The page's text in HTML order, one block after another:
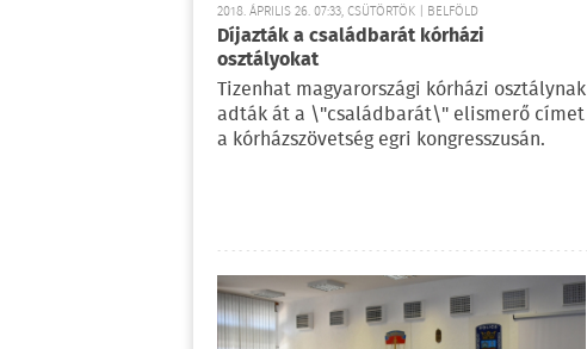
2018. ÁPRILIS 26. 07:33, CSÜTÖRTÖK | BELFÖLD
Díjazták a családbarát kórházi
osztályokat
Tizenhat magyarországi kórházi osztálynak
adták át a \"családbarát\" elismerő címet
a kórházszövetség egri kongresszusán.